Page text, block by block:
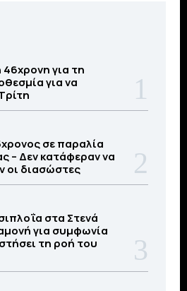
46χρονη για τη
για να
σε παραλία
– Δεν κατάφεραν να
οι διασώστες
στα Στενά
για συμφωνία
τη ροή του